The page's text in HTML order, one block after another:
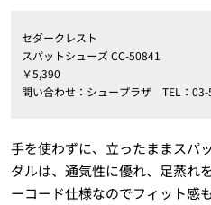
セダークレスト
スパットシューズ CC-50841
￥5,390
問い合わせ：シュープラザ TEL：03-
手を使わずに、立ったままスパ
ダルは、通気性に優れ、足蒸れ
ーコード仕様なのでフィット感